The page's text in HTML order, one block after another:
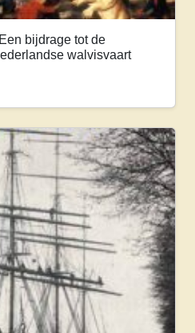
bijdrage tot de
walvisvaart